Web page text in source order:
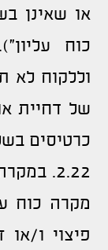
או שאינן
כוח
וללקוח לא
של דחיית
כרטיסים
2.22.
מקרה כוח
פיצוי ו/או